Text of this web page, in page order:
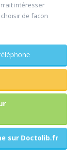
intéresser
de facon
de téléphone
sur Doctolib.fr